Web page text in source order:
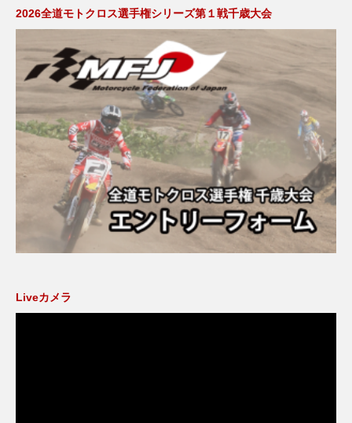
2026全道モトクロス選手権シリーズ第１戦千歳大会
Liveカメラ